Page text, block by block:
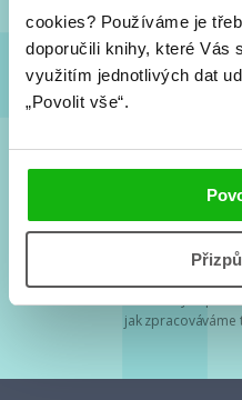
cookies? Používáme je
doporučili knihy, které Vás
využitím jednotlivých dat
„Povolit vše“.
Souhlasím s
Tvá e-mailová adresa je u nás
jak zpracováváme